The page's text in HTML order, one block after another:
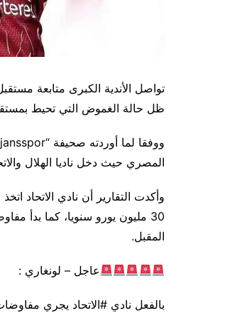
تواصل الأندية الكبرى متابعة
ظل حالة الغموض التي تحيط
المصري حيث دخل ناديا الهلال
وأكدت التقارير أن نادي الاتحاد
30 مليون يورو سنويا، كما بدأ
المقبل.
عاجل – لونغاري :
بالفعل نادي #الاتحاد يجري